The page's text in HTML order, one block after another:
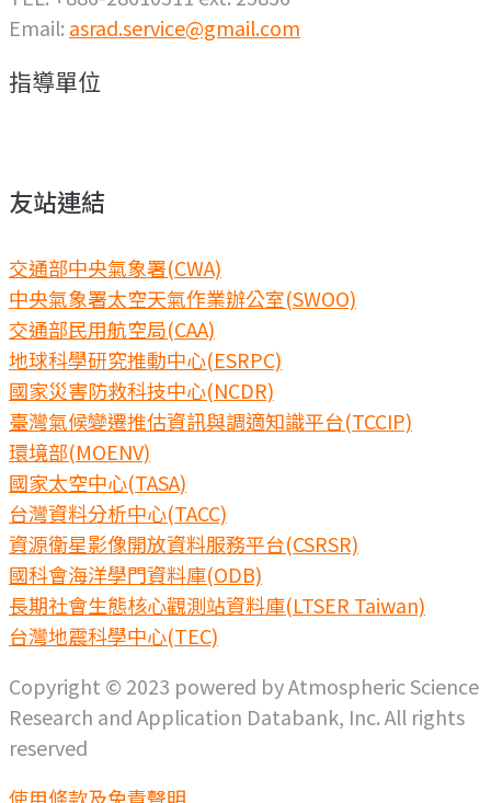
Email: asrad.service@gmail.com
指導單位
友站連結
交通部中央氣象署(CWA)
中央氣象署太空天氣作業辦公室(SWOO)
交通部民用航空局(CAA)
地球科學研究推動中心(ESRPC)
國家災害防救科技中心(NCDR)
臺灣氣候變遷推估資訊與調適知識平台(TCCIP)
環境部(MOENV)
國家太空中心(TASA)
台灣資料分析中心(TACC)
資源衛星影像開放資料服務平台(CSRSR)
國科會海洋學門資料庫(ODB)
長期社會生態核心觀測站資料庫(LTSER Taiwan)
台灣地震科學中心(TEC)
Copyright © 2023 powered by Atmospheric Science
Research and Application Databank, Inc. All rights
reserved
使用條款及免責聲明